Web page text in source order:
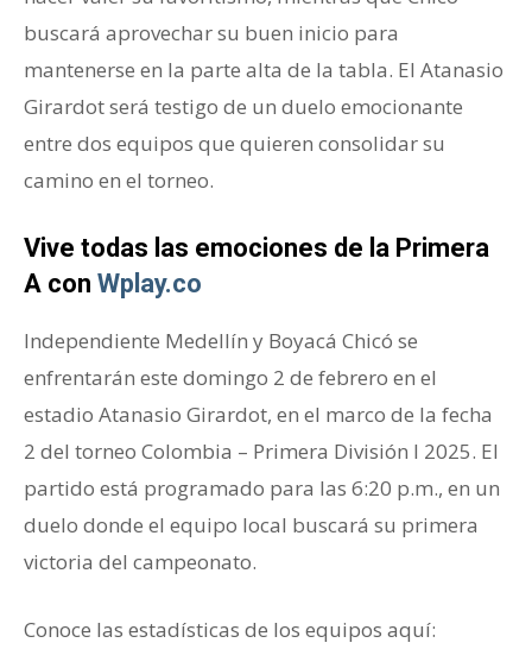
buscará aprovechar su buen inicio para
mantenerse en la parte alta de la tabla. El Atanasio
Girardot será testigo de un duelo emocionante
entre dos equipos que quieren consolidar su
camino en el torneo.
Vive todas las emociones de la Primera
A con Wplay.co
Independiente Medellín y Boyacá Chicó se
enfrentarán este domingo 2 de febrero en el
estadio Atanasio Girardot, en el marco de la fecha
2 del torneo Colombia – Primera División I 2025. El
partido está programado para las 6:20 p.m., en un
duelo donde el equipo local buscará su primera
victoria del campeonato.
Conoce las estadísticas de los equipos aquí: